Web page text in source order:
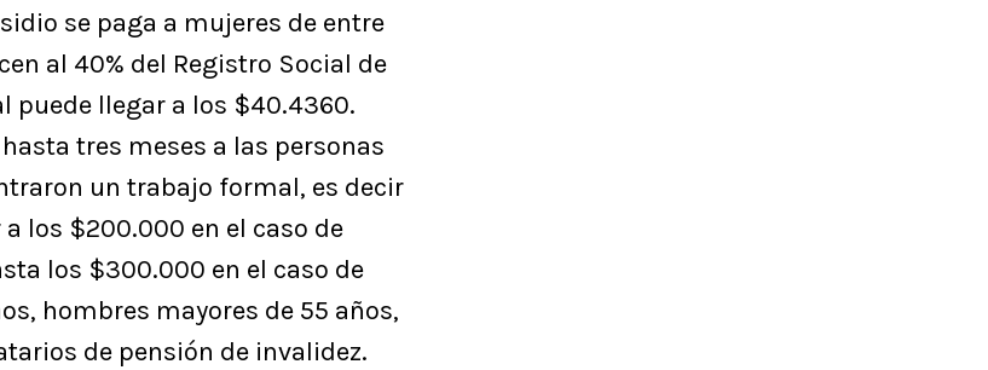
se paga a mujeres de entre
al 40% del Registro Social de
puede llegar a los $40.4360.
tres meses a las personas
un trabajo formal, es decir
los $200.000 en el caso de
los $300.000 en el caso de
hombres mayores de 55 años,
de pensión de invalidez.